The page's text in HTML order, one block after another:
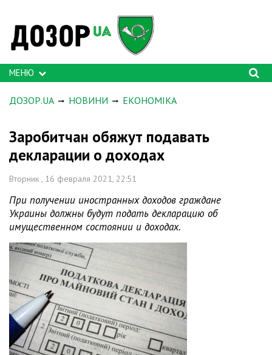
МЕНЮ
ДОЗОР.UA НОВИНИ ЕКОНОМІКА
Заробитчан обяжут подавать
декларации о доходах
Вторник , 16 февраля 2021, 22:51
При получении иностранных доходов граждане
Украины должны будут подать декларацию об
имущественном состоянии и доходах.